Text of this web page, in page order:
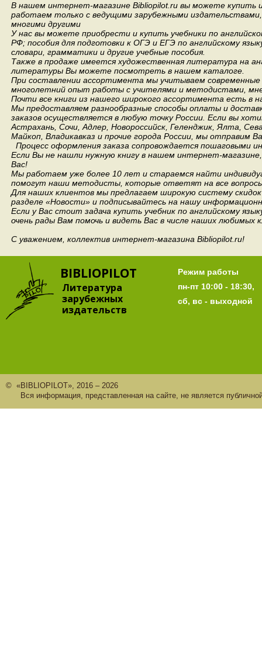
В нашем интернет-магазине Bibliopilot.ru вы можете купить
работаем только с ведущими зарубежными издательствами,
многими другими
У нас вы можете приобрести и купить учебники по
РФ; пособия для подготовки к ОГЭ и ЕГЭ по английскому
словари, грамматики и другие учебные пособия.
Также в продаже имеется художественная литература на
литературы Вы можете посмотреть в нашем каталоге.
При составлении ассортимента мы учитываем
многолетний опыт работы с учителями и методистами,
Почти все книги из нашего широкого ассортимента есть в
Мы предоставляем разнообразные способы оплаты и
заказов осуществляется в любую точку России. Если вы
Астрахань, Сочи, Адлер, Новороссийск, Геленджик, Ялта,
Майкоп, Владикавказ и прочие города России, мы отправим
Процесс оформления заказа сопровождается пошаговыми
Если Вы не нашли нужную книгу в нашем интернет-
Вас!
Мы работаем уже более 10 лет и стараемся найти
помогут наши методисты, которые ответят на все
Для наших клиентов мы предлагаем широкую систему
разделе «Новости» и подписывайтесь на нашу
Если у Вас стоит задача купить учебник по английскому
очень рады Вам помочь и видеть Вас в числе наших любимых
С уважением, коллектив интернет-магазина Bibliopilot.ru!
BIBLIOPILOT
Литература
зарубежных
издательств
Режим работы
пн-пт 10:00 - 18:30,
сб, вс - выходной
© «BIBLIOPILOT», 2016 – 2026
Вся информация, представленная на сайте, не является